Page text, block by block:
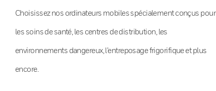
Choisissez nos ordinateurs mobiles spécialement conçus pour
les soins de santé, les centres de distribution, les
environnements dangereux, l’entreposage frigorifique et plus
encore.